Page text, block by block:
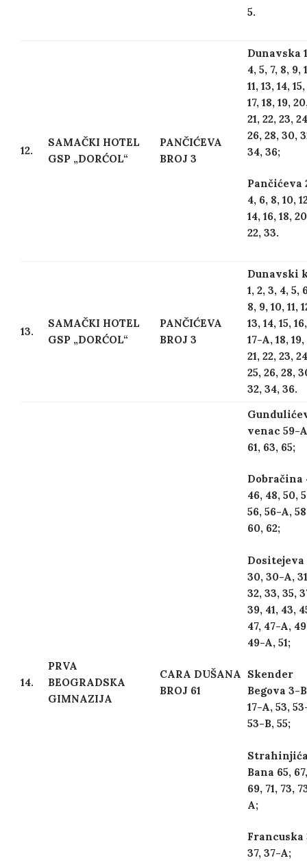
5.
12.
SAMAČKI HOTEL
GSP „DORĆOL“
PANČIĆEVA
BROJ 3
Dunavska
4, 5, 7, 8, 9,
11, 13, 14,
17, 18, 19,
21, 22, 23,
26, 28, 30,
34, 36;
Pančićeva
4, 6, 8, 10,
14, 16, 18,
22, 33.
13.
SAMAČKI HOTEL
GSP „DORĆOL“
PANČIĆEVA
BROJ 3
Dunavski
1, 2, 3, 4, 5,
8, 9, 10, 11,
13, 14, 15,
17-A, 18,
21, 22, 23,
25, 26, 28,
32, 34, 36.
14.
PRVA
BEOGRADSKA
GIMNAZIJA
CARA DUŠANA
BROJ 61
venac 59-
61, 63, 65;
Dobračina
46, 48, 50,
56, 56-A,
60, 62;
Dositejeva
30, 30-A,
32, 33, 35,
39, 41, 43,
47, 47-A,
49-A, 51;
Skender
Begova 3-
17-A, 53,
53-B, 55;
Bana 65, 67,
69, 71, 73,
A;
Francuska
37, 37-A;